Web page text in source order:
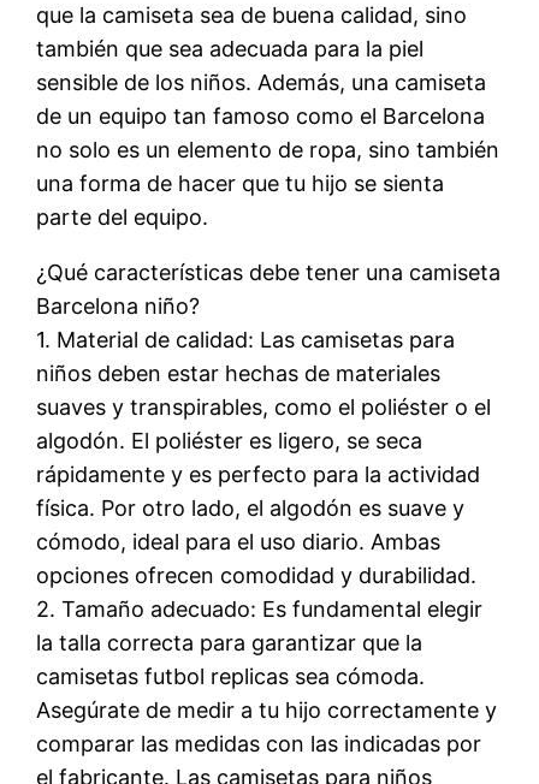
que la camiseta sea de buena calidad, sino
también que sea adecuada para la piel
sensible de los niños. Además, una camiseta
de un equipo tan famoso como el Barcelona
no solo es un elemento de ropa, sino también
una forma de hacer que tu hijo se sienta
parte del equipo.
¿Qué características debe tener una camiseta
Barcelona niño?
1. Material de calidad: Las camisetas para
niños deben estar hechas de materiales
suaves y transpirables, como el poliéster o el
algodón. El poliéster es ligero, se seca
rápidamente y es perfecto para la actividad
física. Por otro lado, el algodón es suave y
cómodo, ideal para el uso diario. Ambas
opciones ofrecen comodidad y durabilidad.
2. Tamaño adecuado: Es fundamental elegir
la talla correcta para garantizar que la
camisetas futbol replicas sea cómoda.
Asegúrate de medir a tu hijo correctamente y
comparar las medidas con las indicadas por
el fabricante. Las camisetas para niños